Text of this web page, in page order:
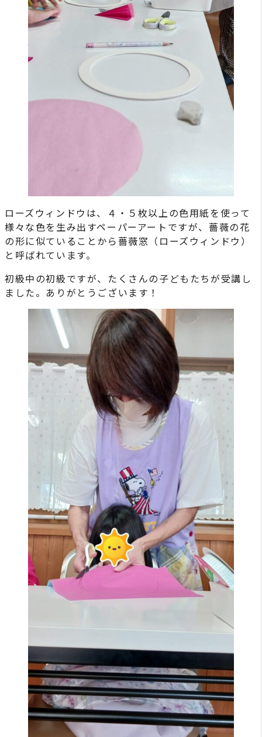
ローズウィンドウは、４・５枚以上の色用紙を使って
様々な色を生み出すペーパーアートですが、薔薇の花
の形に似ていることから薔薇窓（ローズウィンドウ）
と呼ばれています。
初級中の初級ですが、たくさんの子どもたちが受講し
ました。ありがとうございます！